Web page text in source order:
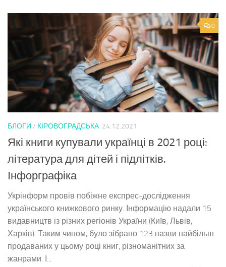
0
БЛОГИ / КІРОВОГРАДСЬКА 24.12.2021
Які книги купували українці в 2021 році:
література для дітей і підлітків.
Інфорграфіка
Укрінформ провів побіжне експрес-дослідження
українського книжкового ринку. Інформацію надали 15
видавництв із різних регіонів України (Київ, Львів,
Харків). Таким чином, було зібрано 123 назви найбільш
продаваних у цьому році книг, різноманітних за
жанрами. І...